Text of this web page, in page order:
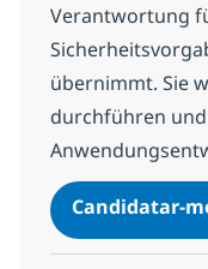
Verantwortung
übernimmt. Sie
durchführen
Candidatar-